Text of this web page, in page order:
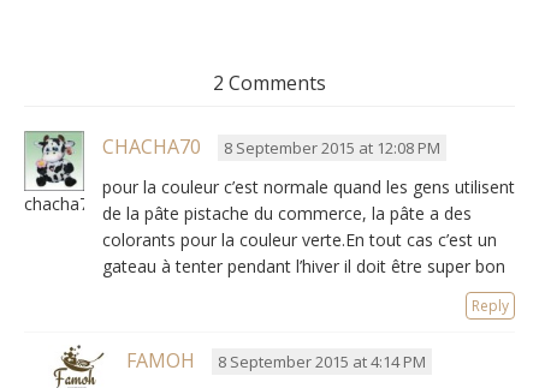
2 Comments
chacha70
CHACHA70 8 September 2015 at 12:08 PM
pour la couleur c’est normale quand les gens utilisent
de la pâte pistache du commerce, la pâte a des
colorants pour la couleur verte.En tout cas c’est un
gateau à tenter pendant l’hiver il doit être super bon
Reply
FAMOH 8 September 2015 at 4:14 PM